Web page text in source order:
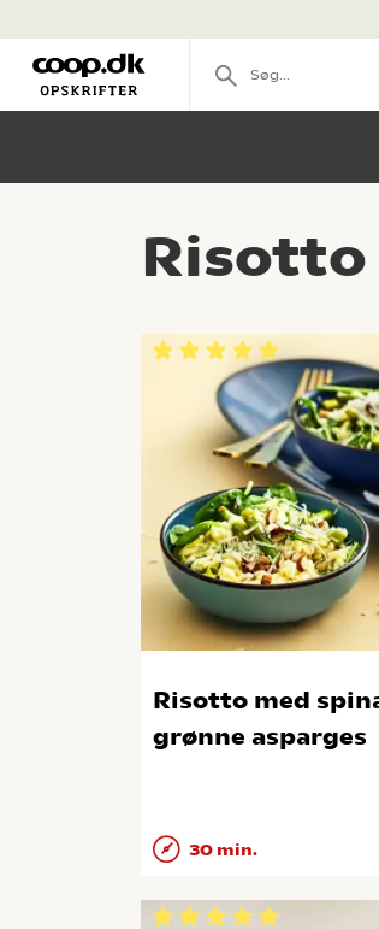
Risotto med
grønne asparges
30 min.